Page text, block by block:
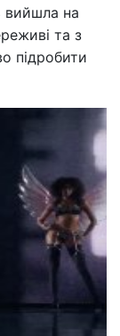
вийшла на
та з
підробити